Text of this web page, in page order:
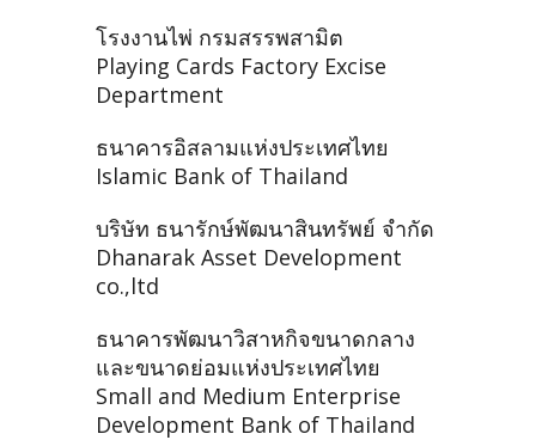
โรงงานไพ่ กรมสรรพสามิต
Playing Cards Factory Excise
Department
ธนาคารอิสลามแห่งประเทศไทย
Islamic Bank of Thailand
บริษัท ธนารักษ์พัฒนาสินทรัพย์ จำกัด
Dhanarak Asset Development
co.,ltd
ธนาคารพัฒนาวิสาหกิจขนาดกลาง
และขนาดย่อมแห่งประเทศไทย
Small and Medium Enterprise
Development Bank of Thailand